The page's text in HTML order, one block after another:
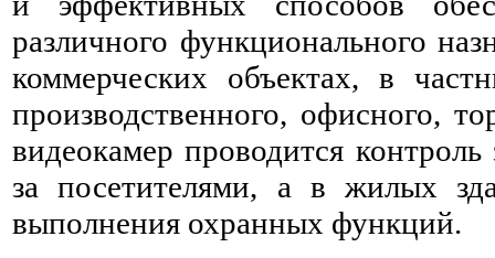
различного функционального
коммерческих объектах, в
производственного, офисного,
видеокамер проводится
за посетителями, а в жилых
выполнения охранных функций.